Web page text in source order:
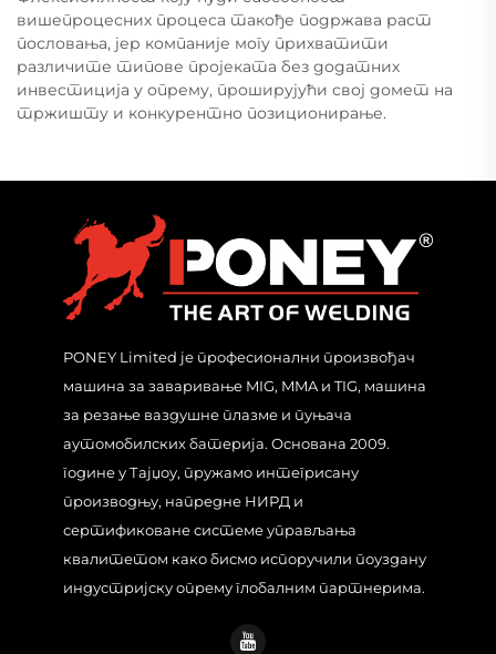
вишепроцесних процеса такође подржава раст
пословања, јер компаније могу прихватити
различите типове пројеката без додатних
инвестиција у опрему, проширујући свој домет на
тржишту и конкурентно позиционирање.
PONEY Limited је професионални произвођач
машина за заваривање MIG, MMA и TIG, машина
за резање ваздушне плазме и пуњача
аутомобилских батерија. Основана 2009.
године у Тајџоу, пружамо интегрисану
производњу, напредне НИРД и
сертификоване системе управљања
квалитетом како бисмо испоручили поуздану
индустријску опрему глобалним партнерима.